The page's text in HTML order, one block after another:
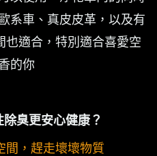
系車、真皮皮革，以及有
也適合，特別適合喜愛空
的你
臭更安心健康？
，趕走壞壞物質